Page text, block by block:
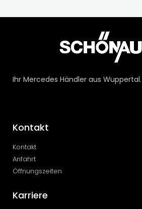
Ihr Mercedes Händler aus Wuppertal.
Kontakt
Kontakt
Anfahrt
Öffnungszeiten
Karriere